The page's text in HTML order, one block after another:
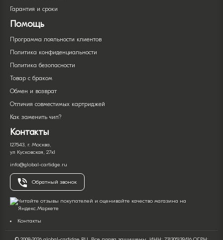
Гарантия и сроки
Помощь
Программа лояльности клиентов
Политика конфиденциальности
Политика безопасности
Товар с браком
Обмен и возврат
Отличия совместимых картриджей
Как заменить чип?
Контакты
127543, г. Москва,
ул Кусковская, 27к1
info@global-cartidge.ru
Обратный звонок
Контакты